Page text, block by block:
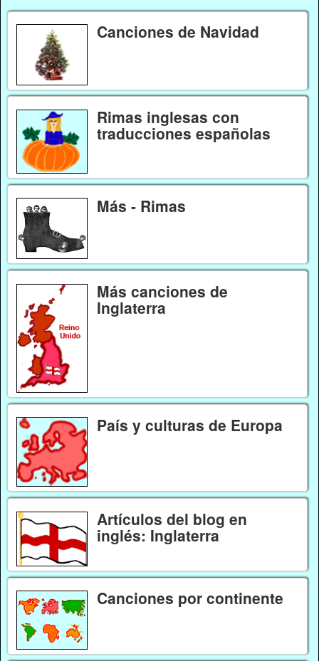
Canciones de Navidad
Rimas inglesas con
traducciones españolas
Más - Rimas
Más canciones de
Inglaterra
País y culturas de Europa
Artículos del blog en
inglés: Inglaterra
Canciones por continente